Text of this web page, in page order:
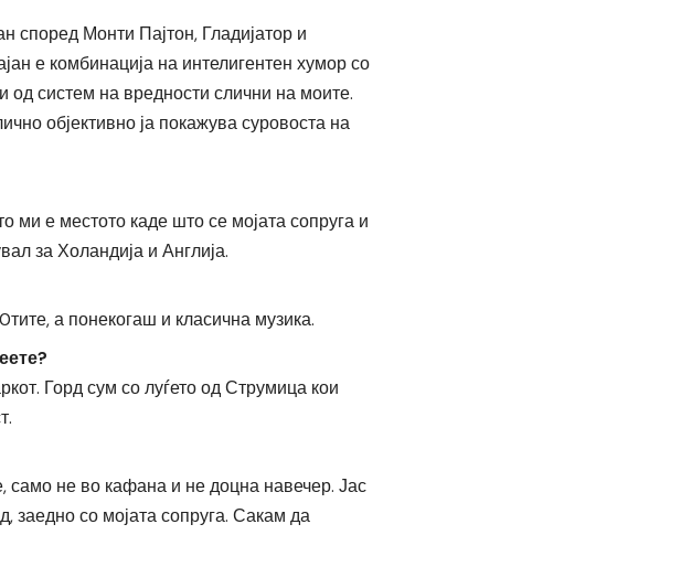
Монти Пајтон, Гладијатор и
е комбинација на интелигентен хумор со
од систем на вредности слични на моите.
објективно ја покажува суровоста на
е местото каде што се мојата сопруга и
за Холандија и Англија.
а понекогаш и класична музика.
Горд сум со луѓето од Струмица кои
само не во кафана и не доцна навечер. Јас
заедно со мојата сопруга. Сакам да